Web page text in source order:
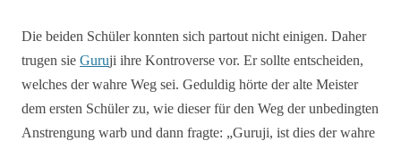
Die beiden Schüler konnten sich partout nicht einigen. Daher
trugen sie Guruji ihre Kontroverse vor. Er sollte entscheiden,
welches der wahre Weg sei. Geduldig hörte der alte Meister
dem ersten Schüler zu, wie dieser für den Weg der unbedingten
Anstrengung warb und dann fragte: „Guruji, ist dies der wahre